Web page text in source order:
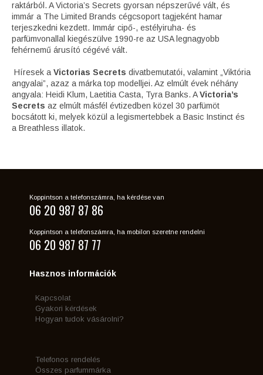
raktárból. A Victoria’s Secrets gyorsan népszerűvé vált, és
immár a The Limited Brands cégcsoport tagjeként hamar
terjeszkedni kezdett. Immár cipő-, estélyiruha- és
parfümvonallal kiegészülve 1990-re az USA legnagyobb
fehérnemű árusító cégévé vált.
Híresek a Victorias Secrets divatbemutatói, valamint „Viktória
angyalai”, azaz a márka top modelljei. Az elmúlt évek néhány
angyala: Heidi Klum, Laetitia Casta, Tyra Banks. AVictoria’s
Secrets az elmúlt másfél évtizedben közel 30 parfümöt
bocsátott ki, melyek közül a legismertebbek a Basic Instinct és
a Breathless illatok.
Koppintson a telefonszámra, ha kérdése van
06 20 987 87 86
Koppintson a telefonszámra, ha mobilon szeretne rendelni
06 20 987 87 77
Hasznos információk
Kapcsolat
Gyakori kérdések
Hogyan tudok vásárolni?
Telefonos rendelés
Összes parfummárka